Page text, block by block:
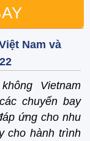
Nam và
Vietnam
chuyến bay
ứng cho nhu
cho hành trình